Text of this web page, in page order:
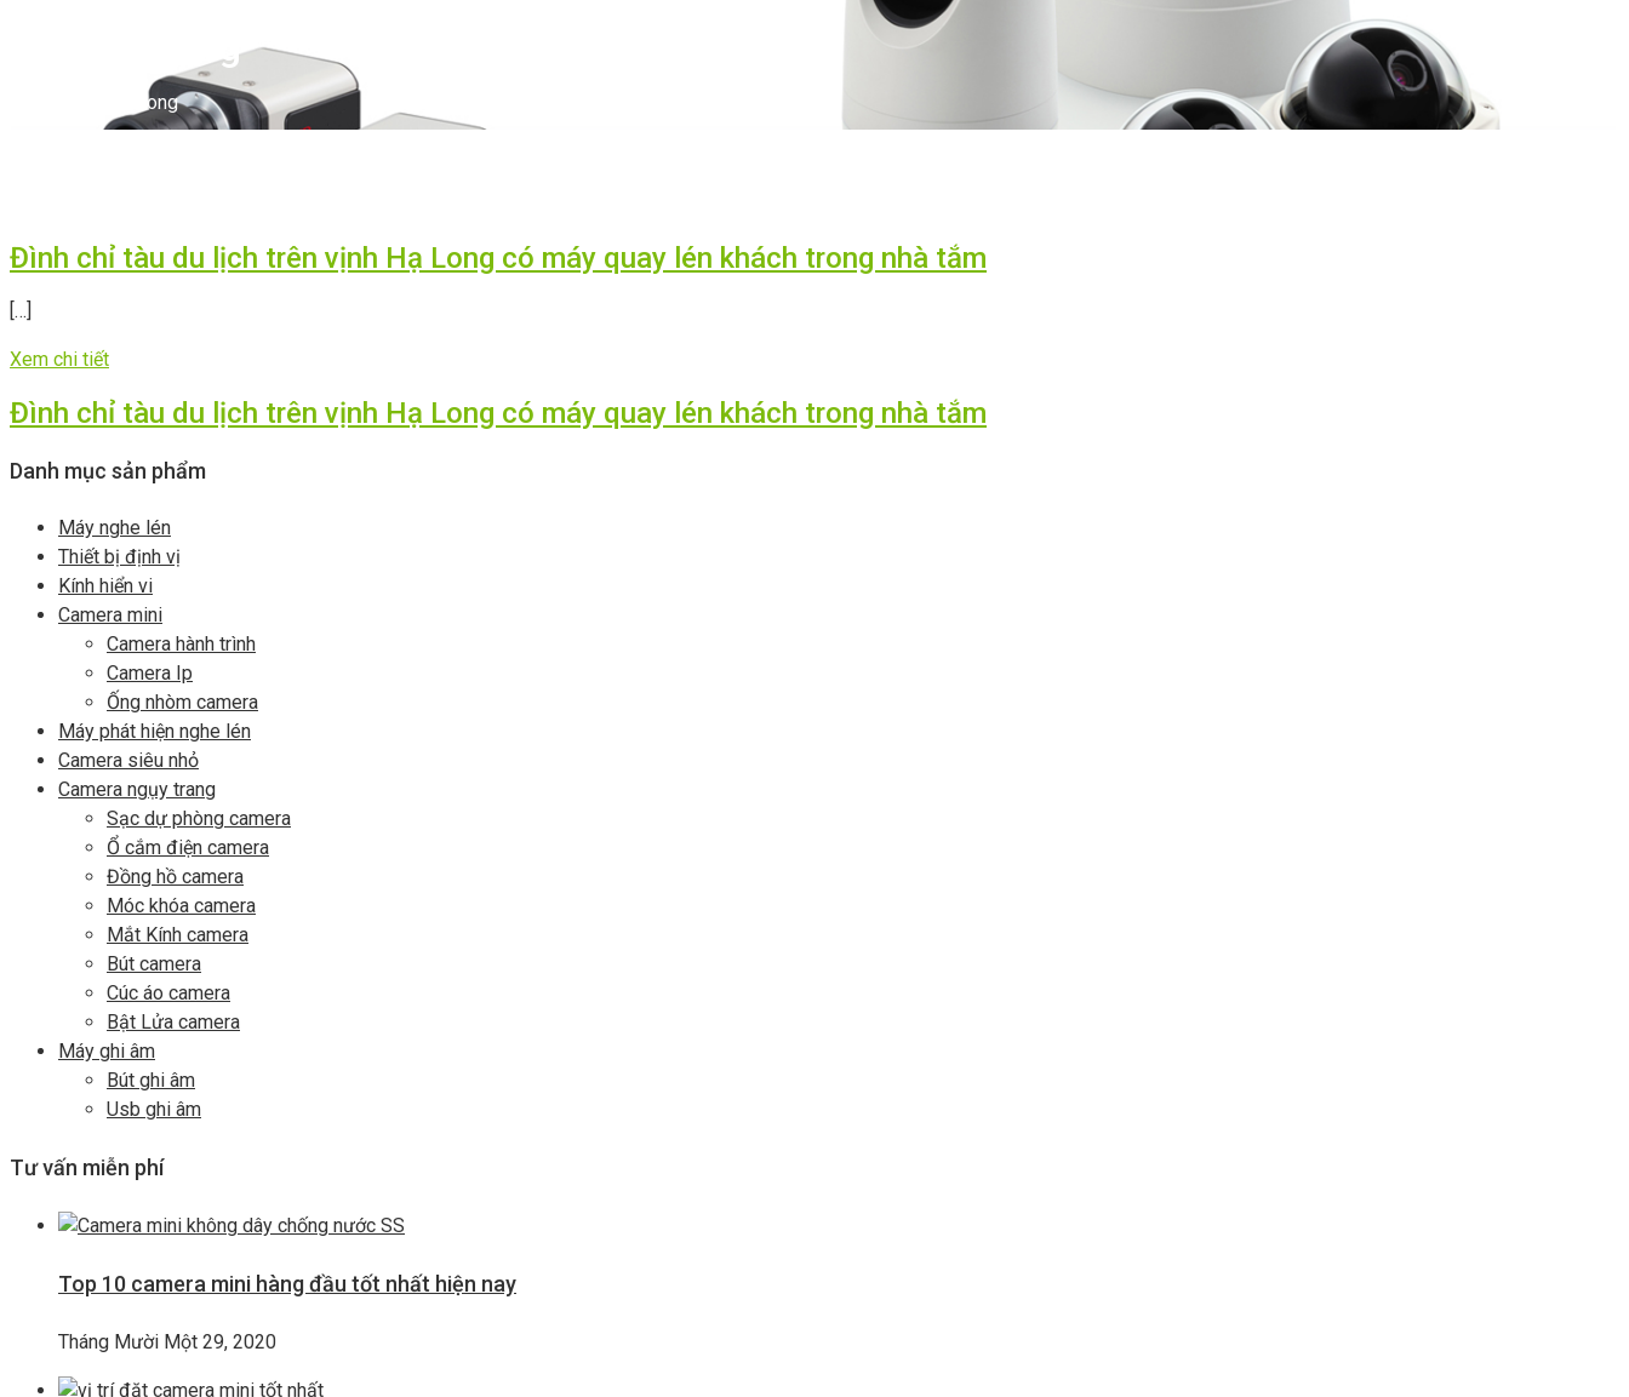
Vịnh Hạ Long
Vịnh Hạ Long
Đình chỉ tàu du lịch trên vịnh Hạ Long có máy quay lén khách trong nhà tắm
[…]
Xem chi tiết
Đình chỉ tàu du lịch trên vịnh Hạ Long có máy quay lén khách trong nhà tắm
Danh mục sản phẩm
Máy nghe lén
Thiết bị định vị
Kính hiển vi
Camera mini
Camera hành trình
Camera Ip
Ống nhòm camera
Máy phát hiện nghe lén
Camera siêu nhỏ
Camera ngụy trang
Sạc dự phòng camera
Ổ cắm điện camera
Đồng hồ camera
Móc khóa camera
Mắt Kính camera
Bút camera
Cúc áo camera
Bật Lửa camera
Máy ghi âm
Bút ghi âm
Usb ghi âm
Tư vấn miễn phí
Top 10 camera mini hàng đầu tốt nhất hiện nay
Tháng Mười Một 29, 2020